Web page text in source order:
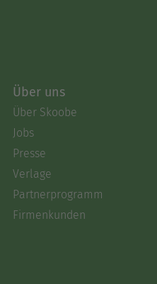
Über uns
Über Skoobe
Jobs
Presse
Verlage
Partnerprogramm
Firmenkunden